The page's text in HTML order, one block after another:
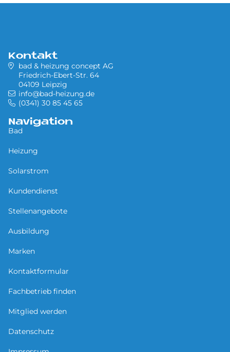
Kontakt
bad & heizung concept AG
Friedrich-Ebert-Str. 64
04109 Leipzig
info@bad-heizung.de
(0341) 30 85 45 65
Navigation
Bad
Heizung
Solarstrom
Kundendienst
Stellenangebote
Ausbildung
Marken
Kontaktformular
Fachbetrieb finden
Mitglied werden
Datenschutz